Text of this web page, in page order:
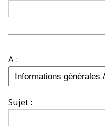
A :
Sujet :